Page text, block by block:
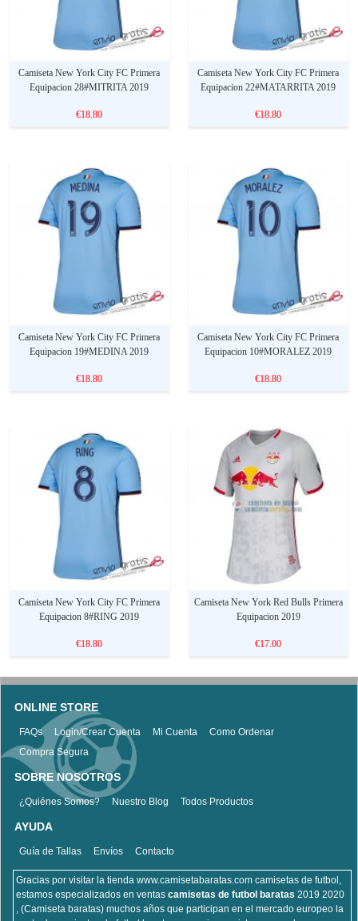
Camiseta New York City FC Primera
Equipacion 28#MITRITA 2019
€18.80
Camiseta New York City FC Primera
Equipacion 22#MATARRITA 2019
€18.80
Camiseta New York City FC Primera
Equipacion 19#MEDINA 2019
€18.80
Camiseta New York City FC Primera
Equipacion 10#MORALEZ 2019
€18.80
Camiseta New York City FC Primera
Equipacion 8#RING 2019
€18.80
Camiseta New York Red Bulls Primera
Equipacion 2019
€17.00
ONLINE STORE
FAQs Login/Crear Cuenta Mi Cuenta
Como Ordenar
Compra Segura
SOBRE NOSOTROS
¿Quiénes Somos? Nuestro Blog Todos Productos
AYUDA
Guía de Tallas Envíos Contacto
Gracias por visitar la tienda www.camisetabaratas.com camisetas de futbol,
estamos especializados en ventas camisetas de futbol baratas 2019 2020
, (Camiseta baratas) muchos años que participan en el mercado europeo la